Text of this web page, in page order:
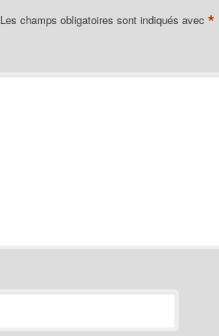
Les champs obligatoires sont indiqués avec *